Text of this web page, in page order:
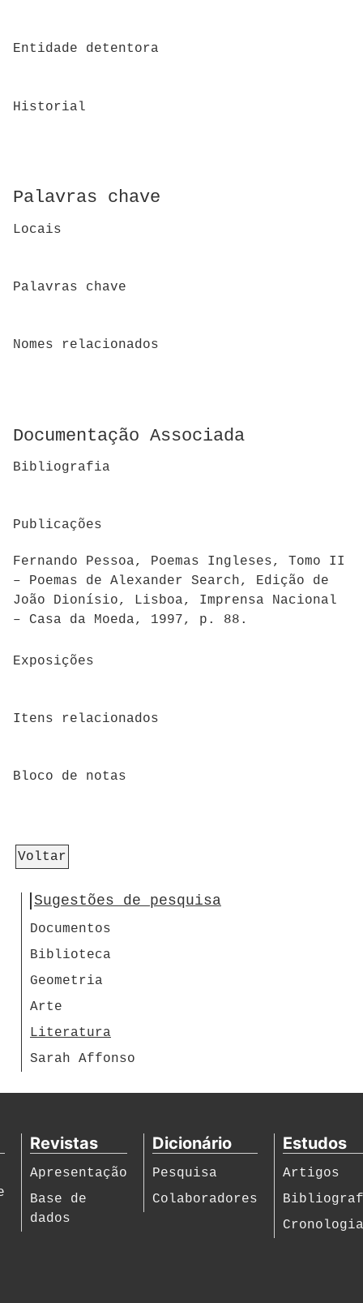
Entidade detentora
Historial
Palavras chave
Locais
Palavras chave
Nomes relacionados
Documentação Associada
Bibliografia
Publicações
Fernando Pessoa, Poemas Ingleses, Tomo II
– Poemas de Alexander Search, Edição de
João Dionísio, Lisboa, Imprensa Nacional
– Casa da Moeda, 1997, p. 88.
Exposições
Itens relacionados
Bloco de notas
Voltar
Sugestões de pesquisa
Documentos
Biblioteca
Geometria
Arte
Literatura
Sarah Affonso
Revistas
Apresentação
Base de
dados
Dicionário
Pesquisa
Colaboradores
Estudos
Artigos